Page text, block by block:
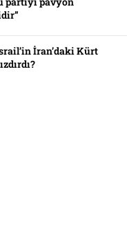
İran’daki Kürt